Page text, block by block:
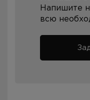
Напишите
всю